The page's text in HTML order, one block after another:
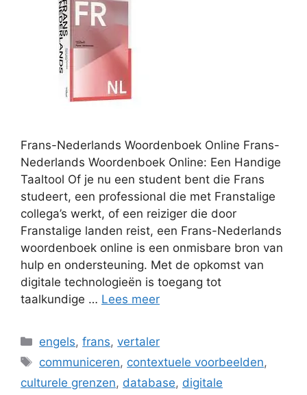
Frans-Nederlands Woordenboek Online Frans-
Nederlands Woordenboek Online: Een Handige
Taaltool Of je nu een student bent die Frans
studeert, een professional die met Franstalige
collega’s werkt, of een reiziger die door
Franstalige landen reist, een Frans-Nederlands
woordenboek online is een onmisbare bron van
hulp en ondersteuning. Met de opkomst van
digitale technologieën is toegang tot
taalkundige … Lees meer
Categorieën
engels,frans,vertaler
Tags
communiceren, contextuele voorbeelden,
culturele grenzen, database, digitale